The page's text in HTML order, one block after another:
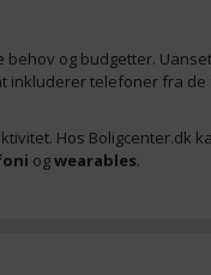
og budgetter.
inkluderer telefoner fra
Hos Boligcenter.dk
ogwearables.